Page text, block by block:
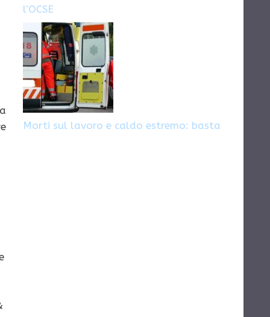
l’OCSE
Morti sul lavoro e caldo estremo: basta